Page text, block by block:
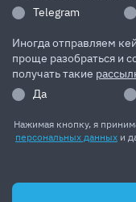
Telegram
Иногда отправляем
проще разобраться и
получать такие
Да
Нажимая кнопку, я
персональных данных и